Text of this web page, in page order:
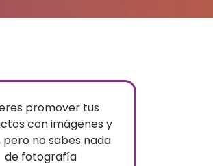
promover tus
con imágenes y
pero no sabes nada
de fotografía